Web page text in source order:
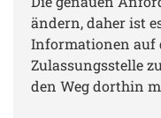
ändern, daher ist
Informationen auf
Zulassungsstelle
den Weg dorthin